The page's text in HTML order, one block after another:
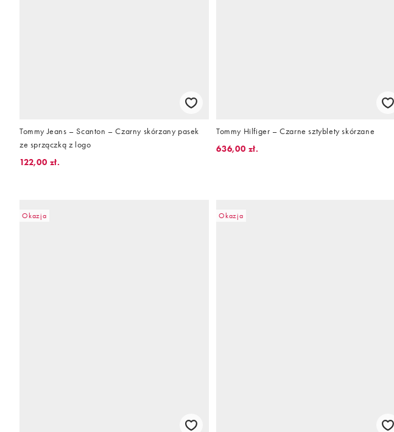
Tommy Jeans – Scanton – Czarny skórzany pasek
ze sprzączką z logo
122,00 zł.
Tommy Hilfiger – Czarne sztyblety skórzane
636,00 zł.
Okazja Okazja